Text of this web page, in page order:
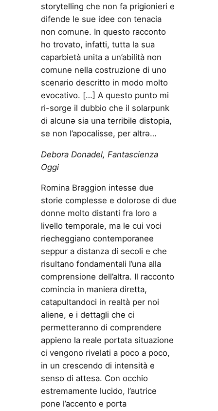
storytelling che non fa prigionieri e
difende le sue idee con tenacia
non comune. In questo racconto
ho trovato, infatti, tutta la sua
caparbietà unita a un’abilità non
comune nella costruzione di uno
scenario descritto in modo molto
evocativo. […] A questo punto mi
ri-sorge il dubbio che il solarpunk
di alcunə sia una terribile distopia,
se non l’apocalisse, per altrə…
Debora Donadel, Fantascienza
Oggi
Romina Braggion intesse due
storie complesse e dolorose di due
donne molto distanti fra loro a
livello temporale, ma le cui voci
riecheggiano contemporanee
seppur a distanza di secoli e che
risultano fondamentali l’una alla
comprensione dell’altra. Il racconto
comincia in maniera diretta,
catapultandoci in realtà per noi
aliene, e i dettagli che ci
permetteranno di comprendere
appieno la reale portata situazione
ci vengono rivelati a poco a poco,
in un crescendo di intensità e
senso di attesa. Con occhio
estremamente lucido, l’autrice
pone l’accento e porta